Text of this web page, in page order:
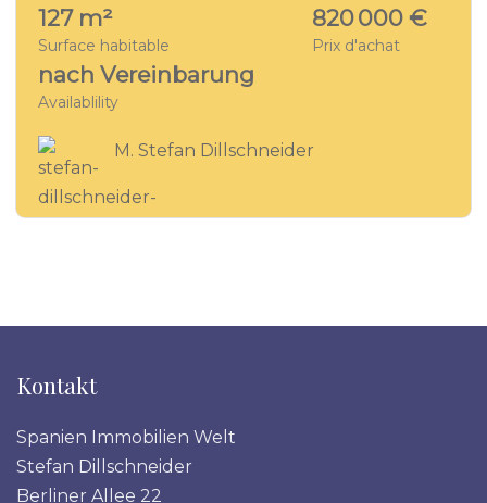
127 m²
Surface habitable
820 000 €
Prix d'achat
nach Vereinbarung
Availablility
M. Stefan Dillschneider
Kontakt
Spanien Immobilien Welt
Stefan Dillschneider
Berliner Allee 22